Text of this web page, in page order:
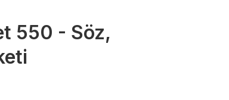
550 - Söz,